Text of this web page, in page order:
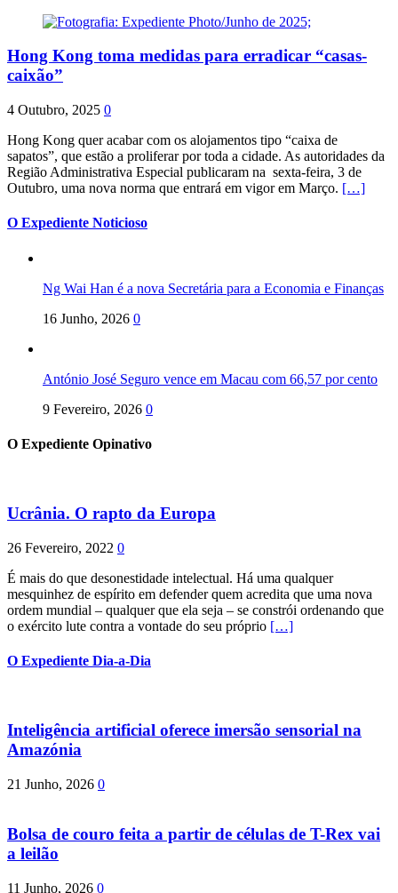
Hong Kong toma medidas para erradicar “casas-
caixão”
4 Outubro, 2025 0
Hong Kong quer acabar com os alojamentos tipo “caixa de
sapatos”, que estão a proliferar por toda a cidade. As autoridades da
Região Administrativa Especial publicaram na sexta-feira, 3 de
Outubro, uma nova norma que entrará em vigor em Março. […]
O Expediente Noticioso
Ng Wai Han é a nova Secretária para a Economia e Finanças
16 Junho, 2026 0
António José Seguro vence em Macau com 66,57 por cento
9 Fevereiro, 2026 0
O Expediente Opinativo
Ucrânia. O rapto da Europa
26 Fevereiro, 2022 0
É mais do que desonestidade intelectual. Há uma qualquer
mesquinhez de espírito em defender quem acredita que uma nova
ordem mundial – qualquer que ela seja – se constrói ordenando que
o exército lute contra a vontade do seu próprio […]
O Expediente Dia-a-Dia
Inteligência artificial oferece imersão sensorial na
Amazónia
21 Junho, 2026 0
Bolsa de couro feita a partir de células de T-Rex vai
a leilão
11 Junho, 2026 0